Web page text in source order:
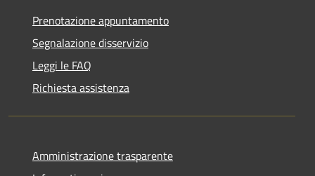
Prenotazione appuntamento
Segnalazione disservizio
Leggi le FAQ
Richiesta assistenza
Amministrazione trasparente